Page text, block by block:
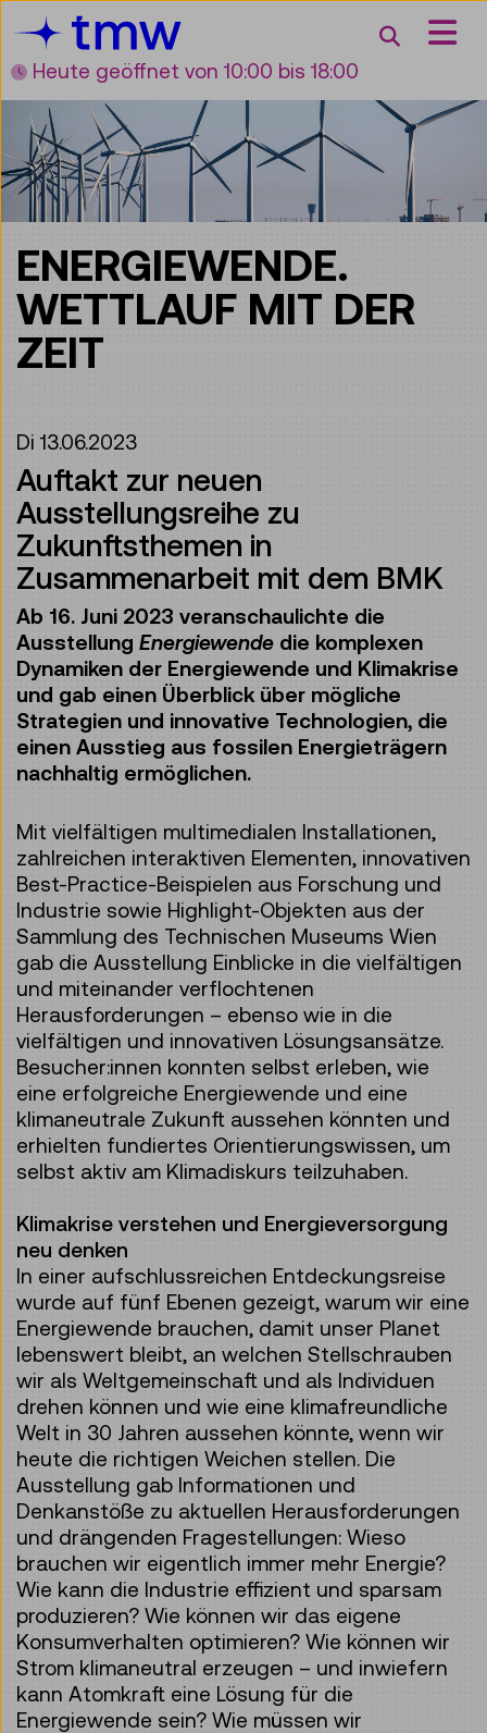
Zum Inhalt
Zum Hauptmenü
Zur Suche
Zur Zielgruppennavigation
Suche
Heute geöffnet von 10:00 bis 18:00
ENERGIEWENDE.
WETTLAUF MIT DER
ZEIT
Di 13.06.2023
Auftakt zur neuen
Ausstellungsreihe zu
Zukunftsthemen in
Zusammenarbeit mit dem BMK
Ab 16. Juni 2023 veranschaulichte die
Ausstellung Energiewende die komplexen
Dynamiken der Energiewende und Klimakrise
und gab einen Überblick über mögliche
Strategien und innovative Technologien, die
einen Ausstieg aus fossilen Energieträgern
nachhaltig ermöglichen.
Mit vielfältigen multimedialen Installationen,
zahlreichen interaktiven Elementen, innovativen
Best-Practice-Beispielen aus Forschung und
Industrie sowie Highlight-Objekten aus der
Sammlung des Technischen Museums Wien
gab die Ausstellung Einblicke in die vielfältigen
und miteinander verflochtenen
Herausforderungen – ebenso wie in die
vielfältigen und innovativen Lösungsansätze.
Besucher:innen konnten selbst erleben, wie
eine erfolgreiche Energiewende und eine
klimaneutrale Zukunft aussehen könnten und
erhielten fundiertes Orientierungswissen, um
selbst aktiv am Klimadiskurs teilzuhaben.
Klimakrise verstehen und Energieversorgung
neu denken
In einer aufschlussreichen Entdeckungsreise
wurde auf fünf Ebenen gezeigt, warum wir eine
Energiewende brauchen, damit unser Planet
lebenswert bleibt, an welchen Stellschrauben
wir als Weltgemeinschaft und als Individuen
drehen können und wie eine klimafreundliche
Welt in 30 Jahren aussehen könnte, wenn wir
heute die richtigen Weichen stellen. Die
Ausstellung gab Informationen und
Denkanstöße zu aktuellen Herausforderungen
und drängenden Fragestellungen: Wieso
brauchen wir eigentlich immer mehr Energie?
Wie kann die Industrie effizient und sparsam
produzieren? Wie können wir das eigene
Konsumverhalten optimieren? Wie können wir
Strom klimaneutral erzeugen – und inwiefern
kann Atomkraft eine Lösung für die
Energiewende sein? Wie müssen wir